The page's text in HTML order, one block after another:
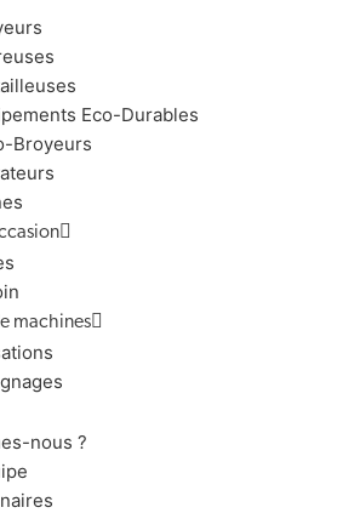
Eco-Durables
Broyeurs
machines
nous ?